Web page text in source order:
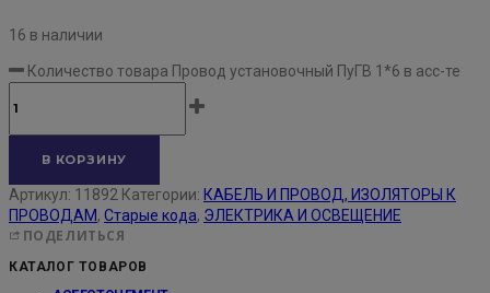
16 в наличии
Количество товара Провод установочный ПуГВ 1*6 в асс-те
В КОРЗИНУ
Артикул: 11892 Категории: КАБЕЛЬ И ПРОВОД, ИЗОЛЯТОРЫ К
ПРОВОДАМ, Старые кода, ЭЛЕКТРИКА И ОСВЕЩЕНИЕ
ПОДЕЛИТЬСЯ
КАТАЛОГ ТОВАРОВ